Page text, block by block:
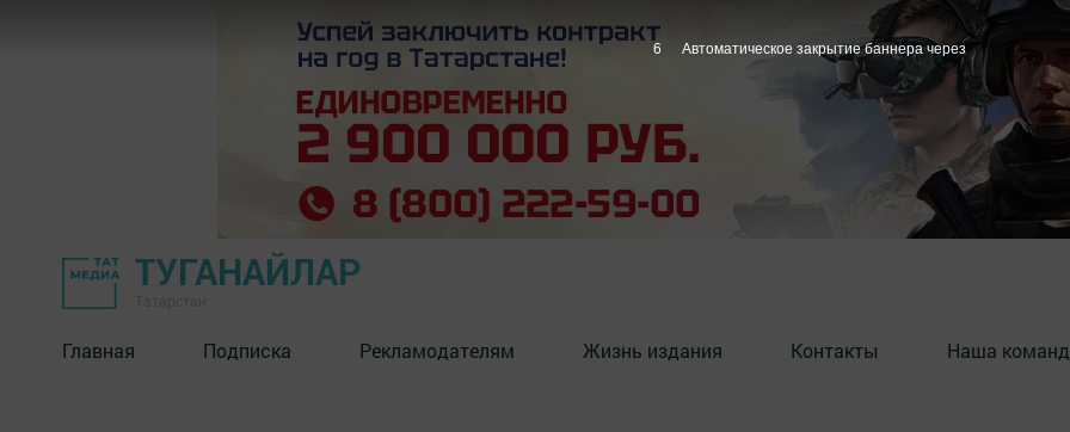
ТУГАНАЙЛАР
Главная Подписка Рекламодателям Жизнь издания Контакты Наша
5 Автоматическое закрытие баннера через